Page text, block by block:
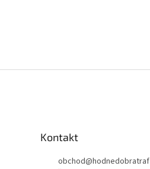
Kontakt
obchod@hodnedobratraf